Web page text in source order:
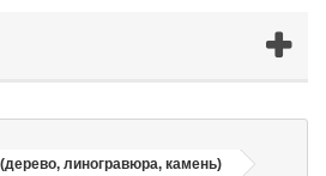
линогравюра, камень)